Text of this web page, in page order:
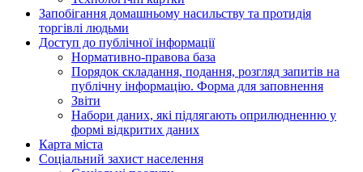
Запобігання домашньому насильству та протидія
торгівлі людьми
Доступ до публічної інформації
Нормативно-правова база
Порядок складання, подання, розгляд запитів на
публічну інформацію. Форма для заповнення
Звіти
Набори даних, які підлягають оприлюдненню у
формі відкритих даних
Карта міста
Соціальний захист населення